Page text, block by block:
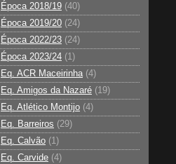
Época 2018/19 (40)
Época 2019/20 (24)
Época 2022/23 (24)
Época 2023/24 (1)
Eq. ACR Maceirinha (4)
Eq. Amigos da Nazaré (19)
Eq. Atlético Montijo (4)
Eq. Barreiros (29)
Eq. Calvão (1)
Eq. Carvide (4)